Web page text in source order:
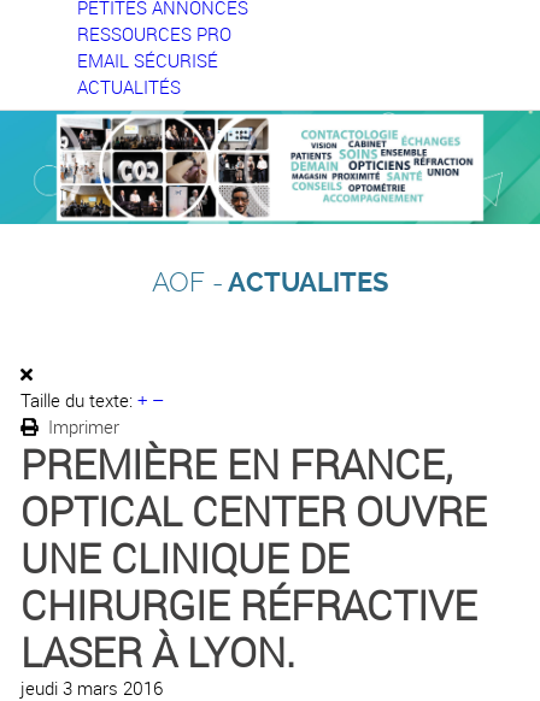
PETITES ANNONCES
RESSOURCES PRO
EMAIL SÉCURISÉ
ACTUALITÉS
AOF -ACTUALITES
Taille du texte: + –
Imprimer
PREMIÈRE EN FRANCE,
OPTICAL CENTER OUVRE
UNE CLINIQUE DE
CHIRURGIE RÉFRACTIVE
LASER À LYON.
jeudi 3 mars 2016